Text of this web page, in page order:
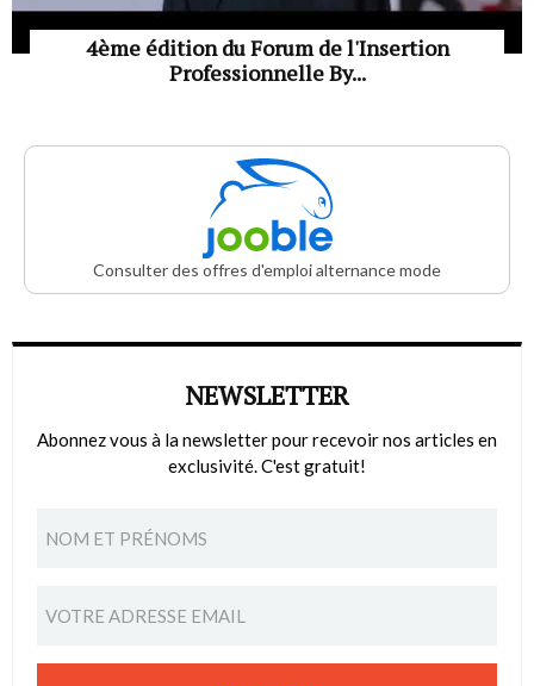
4ème édition du Forum de l'Insertion
Professionnelle By...
Consulter des offres d'emploi alternance mode
NEWSLETTER
Abonnez vous à la newsletter pour recevoir nos articles en
exclusivité. C'est gratuit!